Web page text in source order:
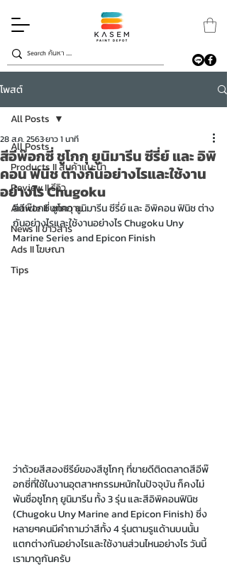
โพสต์
All Posts
Products II สินค้าแนะนำ
Review II รีวิว
Article II บทความ
News II ข่าวสาร
Ads II โฆษณา
Tips
All Posts
สีอีพ๊อกซี่ ชูโกกุ ยูนิมารีน ซีรี่ย์ และ อิพิ
คอน ฟินิช ต่างกันอย่างไรและใช้งาน
อย่างไร Chugoku
28 ส.ค. 2563ยาว 1 นาที
สีอีพ๊อกซี่ ชูโกกุ ยูนิมารีน ซีรี่ย์ และ อิพิคอน ฟินิช ต่าง
กันอย่างไรและใช้งานอย่างไร Chugoku Uny
Marine Series and Epicon Finish
ว่าด้วยสีสองซีรีย์ของสีชูโกกุ ที่ขายดีติดตลาดสีอีพ๊
อกซี่ที่ใช้ในงานอุตสาหกรรมหนักในปัจจุบัน ก็คงไม่
พ้นชื่อชูโกกุ ยูนิมารีน ทั้ง 3 รุ่น และสีอิพิคอนฟินิช
(Chugoku Uny Marine and Epicon Finish) ซึ่ง
หลายๆคนมีคำถามว่าสีทั้ง 4 รุ่นตามรูแด้านบนนั้น
แตกต่างกันอย่างไรและใช้งานส่วนไหนอย่างไร วันนี้
เรามาดูกันครับ